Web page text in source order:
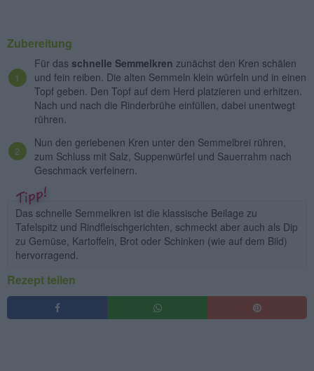
Zubereitung
Für das schnelle Semmelkren zunächst den Kren schälen
und fein reiben. Die alten Semmeln klein würfeln und in einen
Topf geben. Den Topf auf dem Herd platzieren und erhitzen.
Nach und nach die Rinderbrühe einfüllen, dabei unentwegt
rühren.
Nun den geriebenen Kren unter den Semmelbrei rühren,
zum Schluss mit Salz, Suppenwürfel und Sauerrahm nach
Geschmack verfeinern.
Das schnelle Semmelkren ist die klassische Beilage zu
Tafelspitz und Rindfleischgerichten, schmeckt aber auch als Dip
zu Gemüse, Kartoffeln, Brot oder Schinken (wie auf dem Bild)
hervorragend.
Rezept teilen